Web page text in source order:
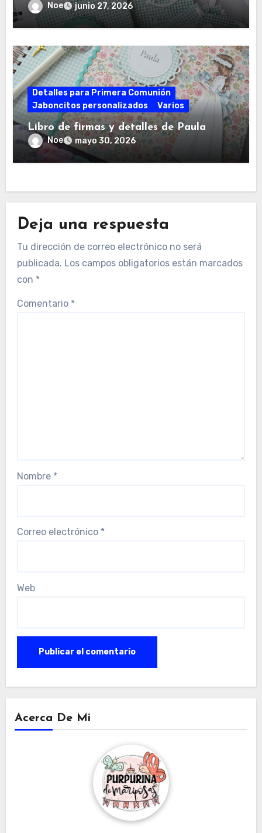
Noe junio 27, 2026
Detalles para Primera Comunión
Jaboncitos personalizados
Varios
Libro de firmas y detalles de Paula
Noe mayo 30, 2026
Deja una respuesta
Tu dirección de correo electrónico no será
publicada. Los campos obligatorios están marcados
con *
Comentario *
Nombre *
Correo electrónico *
Web
Acerca De Mi